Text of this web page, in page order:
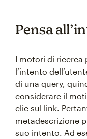
Pensa
I motori di ricerca
l’intento
di una query,
considerare il
clic sul link.
metadescrizione
suo intento. Ad